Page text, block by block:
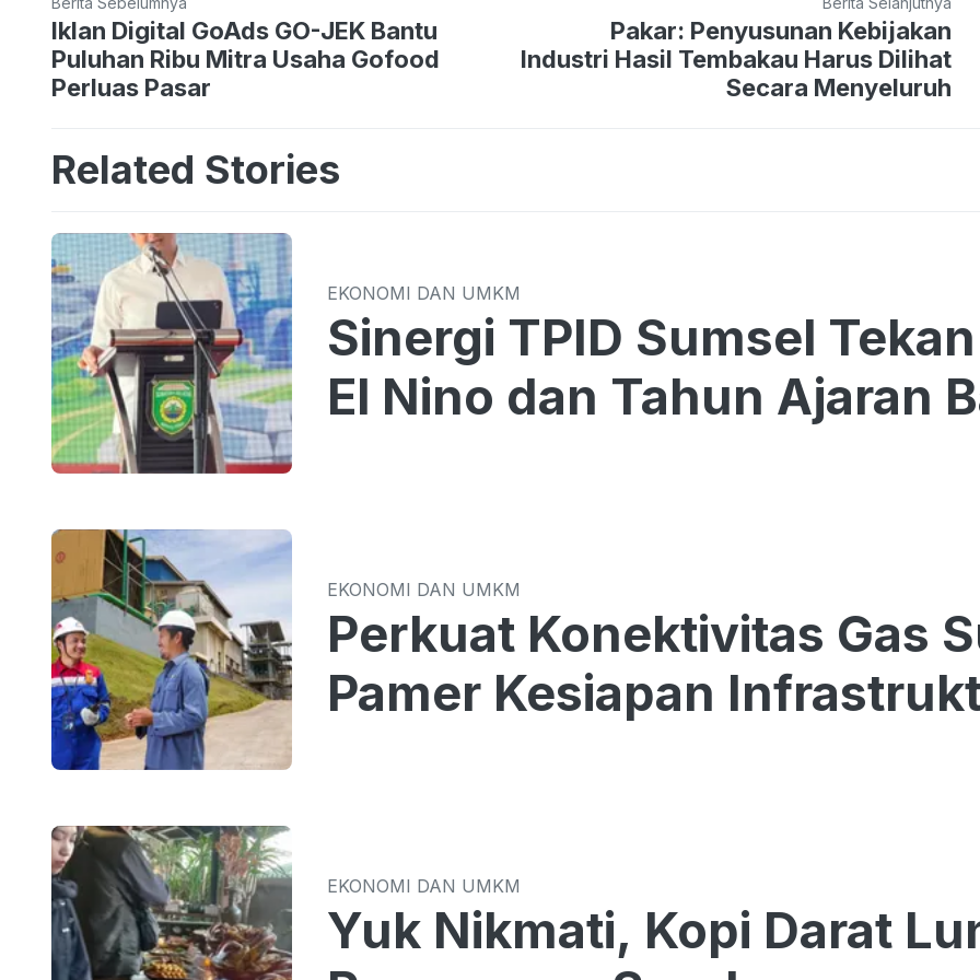
Iklan Digital GoAds GO-JEK Bantu
Puluhan Ribu Mitra Usaha Gofood
Perluas Pasar
Pakar: Penyusunan Kebijakan
Industri Hasil Tembakau Harus Dilihat
Secara Menyeluruh
Related Stories
EKONOMI DAN UMKM
Sinergi TPID Sumsel Tekan Harga di Tengah
El Nino dan Tahun Ajaran
EKONOMI DAN UMKM
Perkuat Konektivitas Gas
Pamer Kesiapan
EKONOMI DAN UMKM
Yuk Nikmati, Kopi Darat